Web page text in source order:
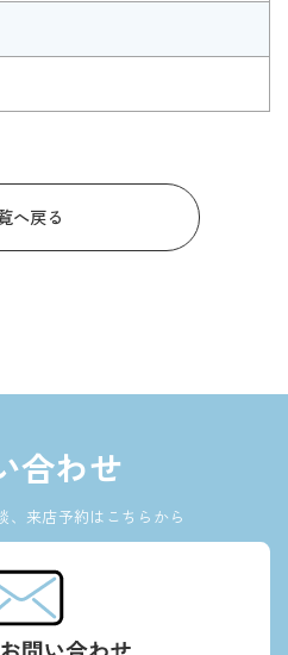
へ戻る
合わせ
、来店予約はこちらから